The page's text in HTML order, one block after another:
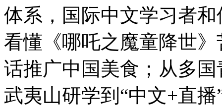
体系，国际中文学习者
看懂《哪吒之魔童降世
话推广中国美食；从多
武夷山研学到“中文+直